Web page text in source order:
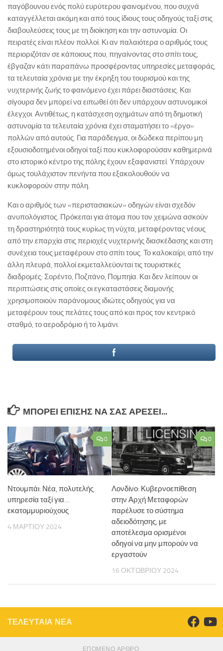
παγόβουνου ενός πολύ ευρύτερου φαινομένου, που συχνά
καταγγέλλεται ακόμη και από τους ίδιους τους οδηγούς ταξί στις
διαβουλεύσεις τους με τη διοίκηση και την αστυνομία. Οι
πειρατές είναι πλέον πολλοί. Κι αν παλαιότερα ο αριθμός τους
περιοριζόταν σε κάποιους που, πηγαίνοντας στο σπίτι τους,
έβγαζαν κάτι παραπάνω προσφέροντας υπηρεσίες μεταφοράς,
τα τελευταία χρόνια με την έκρηξη του τουρισμού και της
νυχτερινής ζωής το φαινόμενο έχει πάρει διαστάσεις. Και
σίγουρα δεν μπορεί να ειπωθεί ότι δεν υπάρχουν αστυνομικοί
έλεγχοι. Αντιθέτως, η κατάσχεση οχημάτων από τη δημοτική
αστυνομία τα τελευταία χρόνια έχει σταματήσει το «έργο»
πολλών από αυτούς. Για παράδειγμα, οι δώδεκα περίπου μη
εξουσιοδοτημένοι οδηγοί ταξί που κυκλοφορούσαν καθημερινά
στο ιστορικό κέντρο της πόλης έχουν εξαφανιστεί. Υπάρχουν
όμως τουλάχιστον πενήντα που εξακολουθούν να
κυκλοφορούν στην πόλη.
Και ο αριθμός των «περιστασιακών» οδηγών είναι σχεδόν
ανυπολόγιστος. Πρόκειται για άτομα που τον χειμώνα ασκούν
τη δραστηριότητά τους κυρίως τη νύχτα, μεταφέροντας νέους
από την επαρχία στις περιοχές νυχτερινής διασκέδασης και στη
συνέχεια τους μεταφέρουν στο σπίτι τους. Το καλοκαίρι, από την
άλλη πλευρά, πολλοί εκμεταλλεύονται τις τουριστικές
διαδρομές: Σορέντο, Ποζιτάνο, Πομπηία. Και δεν λείπουν οι
περιπτώσεις στις οποίες οι εγκαταστάσεις διαμονής
χρησιμοποιούν παράνομους ιδιώτες οδηγούς για να
μεταφέρουν τους πελάτες τους από και προς τον κεντρικό
σταθμό, το αεροδρόμιο ή το λιμάνι.
ΜΠΟΡΕΊ ΕΠΊΣΗΣ ΝΑ ΣΑΣ ΑΡΈΣΕΙ...
0
Ντουμπάι: Νέα, πολυτελής
υπηρεσία ταξί για…
εκατομμυριούχους
4 ΜΑΡΤΊΟΥ 2024
0
Λονδίνο: Κυβερνοεπίθεση
στην Αρχή Μεταφορών
παρέλυσε το σύστημα
αδειοδότησης, με
αποτέλεσμα ορισμένοι
οδηγοί να μην μπορούν να
εργαστούν
16 ΟΚΤΩΒΡΊΟΥ 2024
ΤΕΛΕΥΤΑΙΑ ΝΕΑ
ΕΠΌΜΕΝΟ ΆΡΘΡΟ